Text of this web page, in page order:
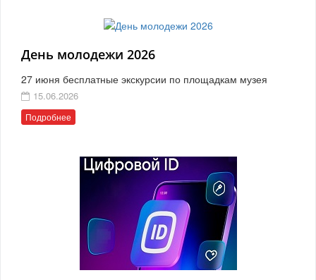
День молодежи 2026
27 июня бесплатные экскурсии по площадкам музея
15.06.2026
Подробнее